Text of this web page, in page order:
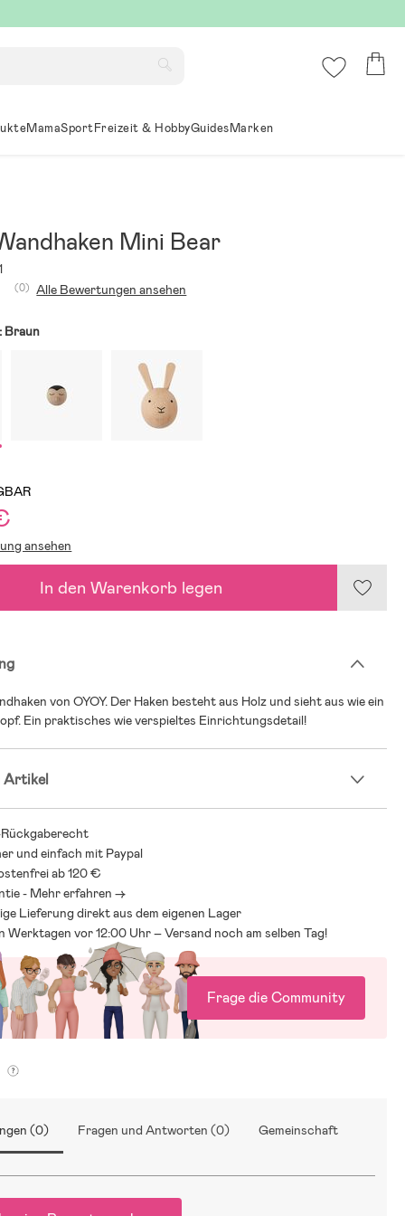
MamaSportFreizeit & HobbyGuidesMarken
Mini Bear
(0) Alle Bewertungen ansehen
Braun
ansehen
In den Warenkorb legen
von OYOY. Der Haken besteht aus Holz und sieht aus wie ein
Ein praktisches wie verspieltes Einrichtungsdetail!
Artikel
und einfach mit Paypal
ab 120 €
- Mehr erfahren ->
Lieferung direkt aus dem eigenen Lager
Werktagen vor 12:00 Uhr – Versand noch am selben Tag!
Frage die Community
(0) Fragen und Antworten (0) Gemeinschaft